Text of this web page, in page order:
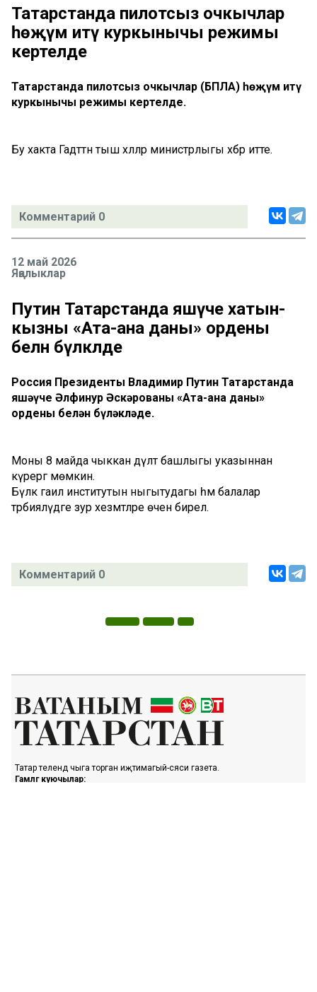
Татарстанда пилотсыз очкычлар
һөҗүм итү куркынычы режимы
кертелде
Татарстанда пилотсыз очкычлар (БПЛА) һөҗүм итү
куркынычы режимы кертелде.
Бу хакта Гадәттән тыш хәлләр министрлыгы хәбәр итте.
Комментарий 0
12 май 2026
Яңалыклар
Путин Татарстанда яшәүче хатын-
кызны «Ата-ана даны» ордены
белән бүләкләде
Россия Президенты Владимир Путин Татарстанда
яшәүче Әлфинур Әскәрованы «Ата-ана даны»
ордены белән бүләкләде.
Моны 8 майда чыккан дәүләт башлыгы указыннан
күрергә мөмкин.
Бүләк гаилә институтын ныгытудагы һәм балалар
тәрбияләүдәге зур хезмәтләре өчен бирелә.
Комментарий 0
Татар телендә чыга торган иҗтимагый-сәяси газета.
Гамәлгә куючылар: